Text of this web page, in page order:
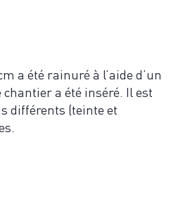
a été rainuré à l’aide d’un
a été inséré. Il est
différents (teinte et